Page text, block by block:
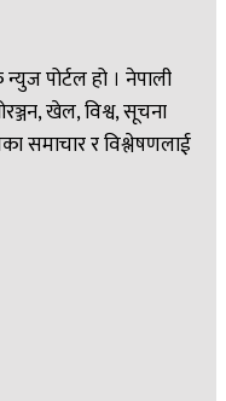
पोर्टल हो । नेपाली
खेल, विश्व, सूचना
समाचार र विश्लेषणलाई